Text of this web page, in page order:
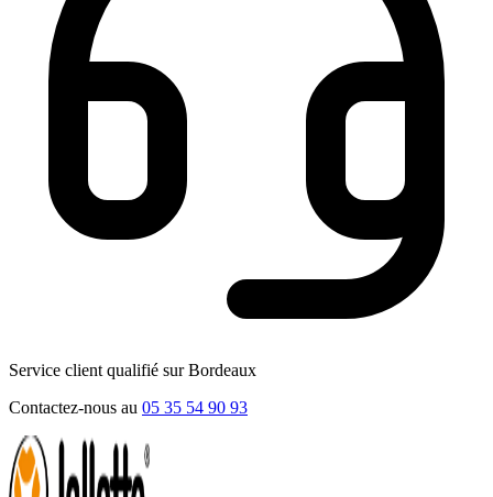
Service client qualifié sur Bordeaux
Contactez-nous au 05 35 54 90 93